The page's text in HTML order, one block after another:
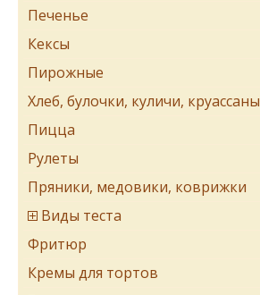
Печенье
Кексы
Пирожные
Хлеб, булочки, куличи, круассаны
Пицца
Рулеты
Пряники, медовики, коврижки
Виды теста
Фритюр
Кремы для тортов